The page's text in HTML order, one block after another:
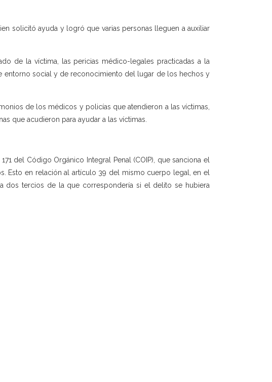
solicitó ayuda y logró que varias personas lleguen a auxiliar
de la víctima, las pericias médico-legales practicadas a la
entorno social y de reconocimiento del lugar de los hechos y
de los médicos y policías que atendieron a las víctimas,
que acudieron para ayudar a las víctimas.
del Código Orgánico Integral Penal (COIP), que sanciona el
Esto en relación al artículo 39 del mismo cuerpo legal, en el
dos tercios de la que correspondería si el delito se hubiera